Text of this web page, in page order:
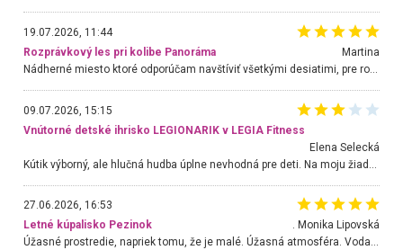
19.07.2026, 11:44
Rozprávkový les pri kolibe Panoráma
Martina
Nádherné miesto ktoré odporúčam navštíviť všetkými desiatimi, pre rodiny s deťmi, dôchodcom... Proste a jednoducho ozaj rozprávkový les.. určite ešte prídeme. Odniesli sme si na pamiatku krásne tričká,
09.07.2026, 15:15
Vnútorné detské ihrisko LEGIONARIK v LEGIA Fitness
Elena Selecká
27.06.2026, 16:53
Letné kúpalisko Pezinok
. Monika Lipovská
Úžasné prostredie, napriek tomu, že je malé. Úžasná atmosféra. Voda fantastická a nádherná. Ľudí je pomerne veľa, ale su mili a ohľaduplní. Je veľmi zaujímavé sledovať, ako dokážu spolu športovať cudzí ľudia a bez ohľadu na vek. Vládne tu pohoda. Vnuka neviem dostať z vody. Ďakujem za krásny deň . Urcite sa sem vrátim. Jediný problém je s parkovaním, ale aj ten sa mi podarilo vyriešiť. Monika Bratislava